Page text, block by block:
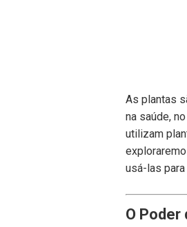
As plantas
na saúde,
utilizam
usá-las
O Poder